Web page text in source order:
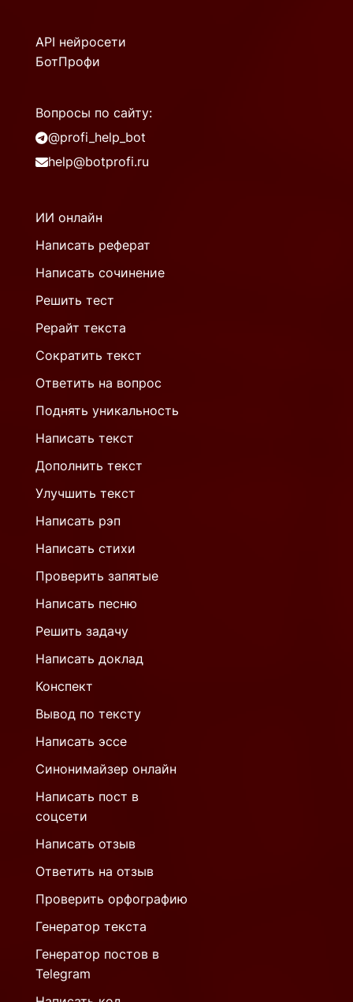
API нейросети
БотПрофи
Вопросы по сайту:
@profi_help_bot
help@botprofi.ru
ИИ онлайн
Написать реферат
Написать сочинение
Решить тест
Рерайт текста
Сократить текст
Ответить на вопрос
Поднять уникальность
Написать текст
Дополнить текст
Улучшить текст
Написать рэп
Написать стихи
Проверить запятые
Написать песню
Решить задачу
Написать доклад
Конспект
Вывод по тексту
Написать эссе
Синонимайзер онлайн
Написать пост в
соцсети
Написать отзыв
Ответить на отзыв
Проверить орфографию
Генератор текста
Генератор постов в
Telegram